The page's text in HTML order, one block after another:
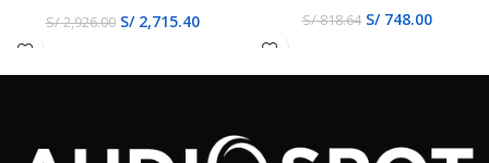
S/2,926.00 S/2,715.40 S/818.64 S/748.00